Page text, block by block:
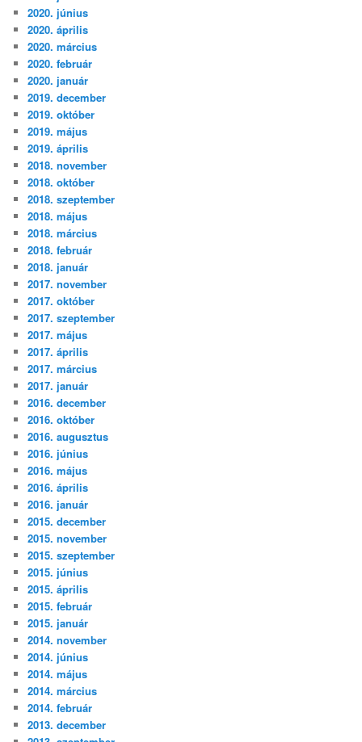
2020. június
2020. április
2020. március
2020. február
2020. január
2019. december
2019. október
2019. május
2019. április
2018. november
2018. október
2018. szeptember
2018. május
2018. március
2018. február
2018. január
2017. november
2017. október
2017. szeptember
2017. május
2017. április
2017. március
2017. január
2016. december
2016. október
2016. augusztus
2016. június
2016. május
2016. április
2016. január
2015. december
2015. november
2015. szeptember
2015. június
2015. április
2015. február
2015. január
2014. november
2014. június
2014. május
2014. március
2014. február
2013. december